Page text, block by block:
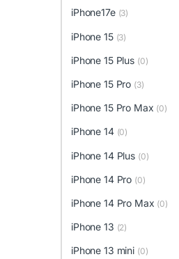
iPhone17e (3)
iPhone 15 (3)
iPhone 15 Plus (0)
iPhone 15 Pro (3)
iPhone 15 Pro Max (0)
iPhone 14 (0)
iPhone 14 Plus (0)
iPhone 14 Pro (0)
iPhone 14 Pro Max (0)
iPhone 13 (2)
iPhone 13 mini (0)